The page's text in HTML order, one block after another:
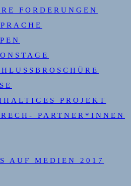
FORDERUNGEN
PROJEKT
PARTNER*INNEN
AUF MEDIEN 2017